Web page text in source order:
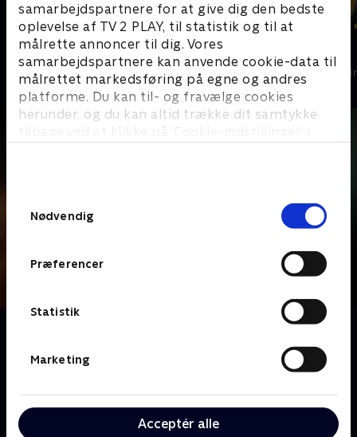
samarbejdspartnere for at give dig den bedste
oplevelse af TV 2 PLAY, til statistik og til at
målrette annoncer til dig. Vores
samarbejdspartnere kan anvende cookie-data til
målrettet markedsføring på egne og andres
platforme. Du kan til- og fravælge cookies
herunder, og du kan altid trække dit samtykke
tilbage ved at klikke på ’Cookie-indstillinger’ i
Nødvendig
Præferencer
Statistik
Marketing
Acceptér alle
Hvide Sande
Krimi & Spænding • 2 sæsoner
Graverne
Krimi &
Anders W. Berthelsen spiller betjenten Rolf, hvis
datter forsvandt på mystisk vis i forbindelse med en
pige. Da det viser sig, at der er systemfejl i
Rigspolitiets DNA-register, genoptages den gamle